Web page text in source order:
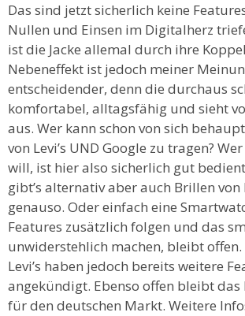
Das sind jetzt sicherlich keine
Nullen und Einsen im Digitalherz
ist die Jacke allemal durch ihre
Nebeneffekt ist jedoch meiner
entscheidender, denn die durchaus
komfortabel, alltagsfähig und sieht
aus. Wer kann schon von sich
von Levi’s UND Google zu tragen?
will, ist hier also sicherlich gut
gibt’s alternativ aber auch Brillen von
genauso. Oder einfach eine
Features zusätzlich folgen und das
unwiderstehlich machen, bleibt offen.
Levi’s haben jedoch bereits weitere
angekündigt. Ebenso offen bleibt das
für den deutschen Markt. Weitere